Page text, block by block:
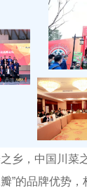
之乡，中国川菜
”的品牌优势